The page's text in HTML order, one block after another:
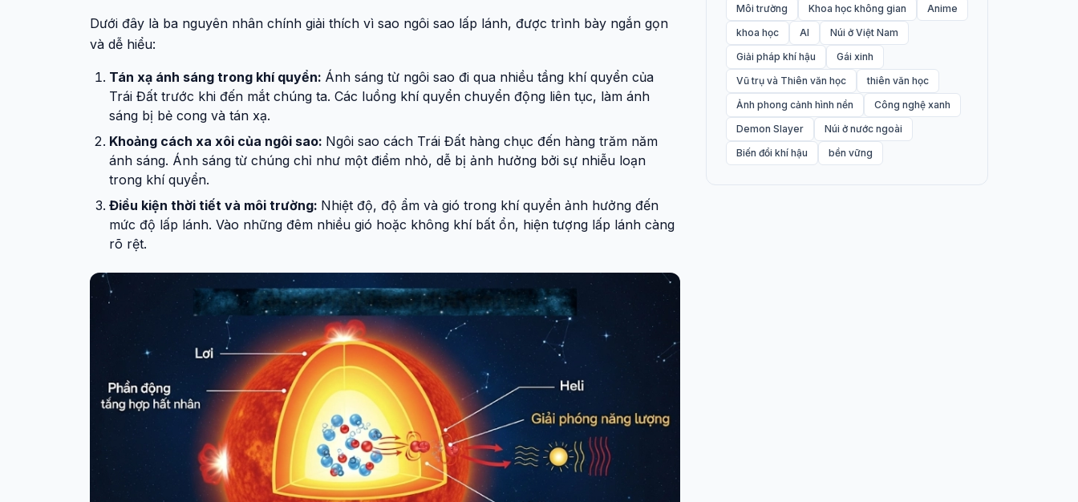
Dưới đây là ba nguyên nhân chính giải thích vì sao ngôi sao lấp lánh, được trình bày ngắn gọn
và dễ hiểu:
Tán xạ ánh sáng trong khí quyển: Ánh sáng từ ngôi sao đi qua nhiều tầng khí quyển của
Trái Đất trước khi đến mắt chúng ta. Các luồng khí quyển chuyển động liên tục, làm ánh
sáng bị bẻ cong và tán xạ.
Khoảng cách xa xôi của ngôi sao: Ngôi sao cách Trái Đất hàng chục đến hàng trăm năm
ánh sáng. Ánh sáng từ chúng chỉ như một điểm nhỏ, dễ bị ảnh hưởng bởi sự nhiễu loạn
trong khí quyển.
Điều kiện thời tiết và môi trường: Nhiệt độ, độ ẩm và gió trong khí quyển ảnh hưởng đến
mức độ lấp lánh. Vào những đêm nhiều gió hoặc không khí bất ổn, hiện tượng lấp lánh càng
rõ rệt.
Môi trường
Khoa học không gian
Anime
khoa học
AI
Núi ở Việt Nam
Giải pháp khí hậu
Gái xinh
Vũ trụ và Thiên văn học
thiên văn học
Ảnh phong cảnh hình nền
Công nghệ xanh
Demon Slayer
Núi ở nước ngoài
Biến đổi khí hậu
bền vững